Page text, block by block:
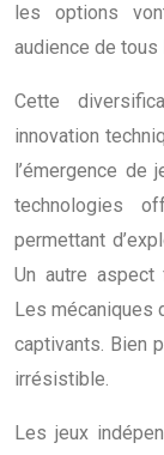
les options
audience de tous
Cette
innovation
l’émergence de
technologies
permettant
Un autre aspect
Les mécaniques
captivants. Bien
irrésistible.
Les jeux